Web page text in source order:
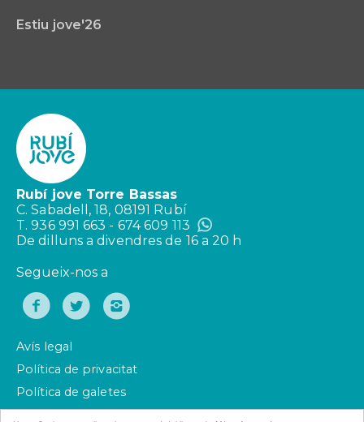
Estiu jove'26
Rubí jove Torre Bassas
C. Sabadell, 18, 08191 Rubí
T. 936 991 663 - 674 609 113
De dilluns a divendres de 16 a 20 h
Segueix-nos a
Avís legal
Política de privacitat
Política de galetes